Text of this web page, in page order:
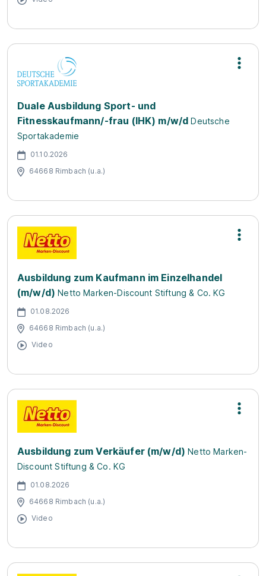
Duale Ausbildung Sport- und
Fitnesskaufmann/-frau (IHK) m/w/d Deutsche
Sportakademie
01.10.2026
64668 Rimbach (u.a.)
Ausbildung zum Kaufmann im Einzelhandel
(m/w/d) Netto Marken-Discount Stiftung & Co. KG
01.08.2026
64668 Rimbach (u.a.)
Video
Ausbildung zum Verkäufer (m/w/d) Netto Marken-
Discount Stiftung & Co. KG
01.08.2026
64668 Rimbach (u.a.)
Video